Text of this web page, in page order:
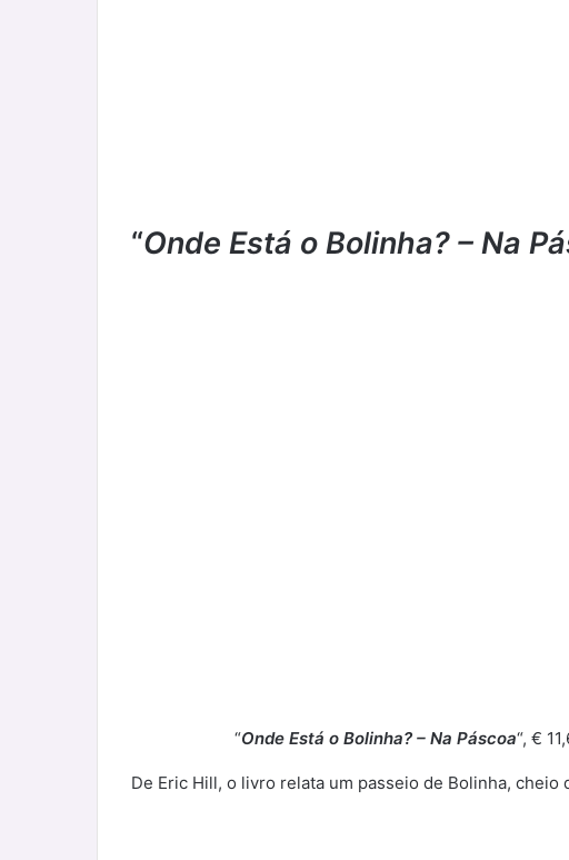
“Onde Está o Bolinha? – Na
“Onde Está o Bolinha? – Na Páscoa“, €
De Eric Hill, o livro relata um passeio de Bolinha,